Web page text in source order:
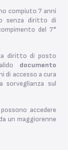
compiuto 7 anni
senza diritto di
del 7°
diritto di posto
documento
di accesso a cura
sorveglianza sul
accedere
un maggiorenne